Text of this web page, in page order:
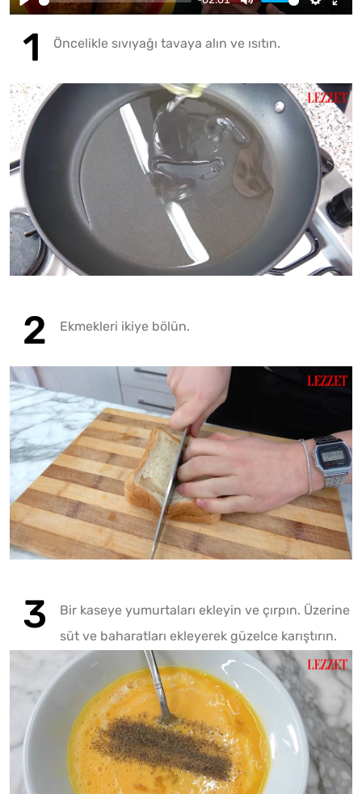
Play Mute
Play
Öncelikle sıvıyağı tavaya alın ve ısıtın.
Ekmekleri ikiye bölün.
Bir kaseye yumurtaları ekleyin ve çırpın. Üzerine
süt ve baharatları ekleyerek güzelce karıştırın.